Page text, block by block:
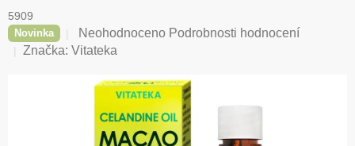
5909
Novinka
Průměrné
hodnocení
Neohodnoceno Podrobnosti hodnocení
Značka: Vitateka